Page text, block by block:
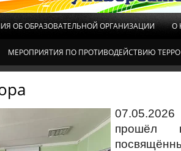
ОБ ОБРАЗОВАТЕЛЬНОЙ ОРГАНИЗАЦИИ О
МЕРОПРИЯТИЯ ПО ПРОТИВОДЕЙСТВИЮ
прошёл